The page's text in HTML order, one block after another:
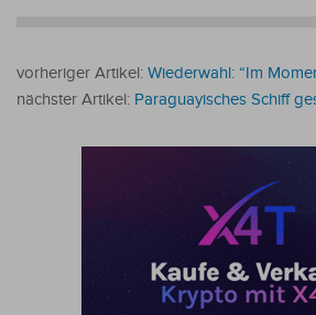
vorheriger Artikel: Wiederwahl: “Im
nächster Artikel: Paraguayisches Schiff